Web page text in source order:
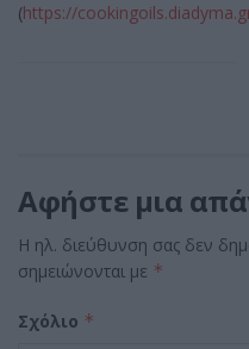
(https://
Αφήστε μια
Η ηλ. διεύθυνση σας δεν
σημειώνονται με *
Σχόλιο *